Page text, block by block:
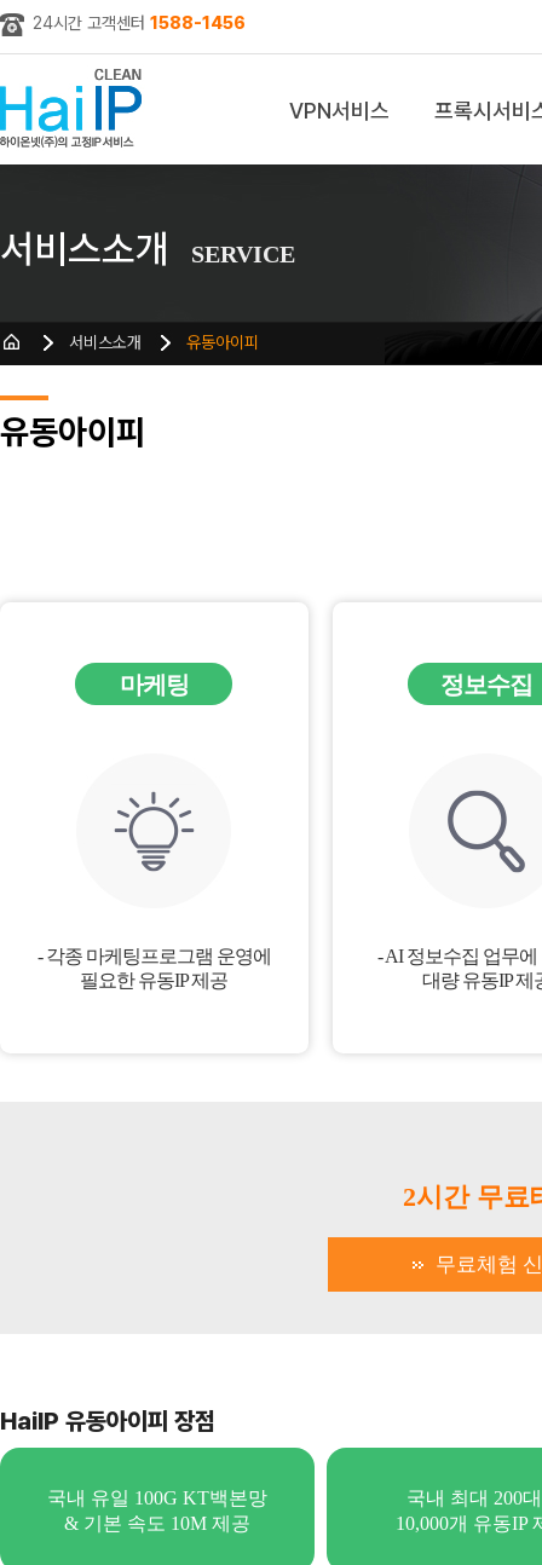
24시간 고객센터 1588-1456
VPN서비스 프록시서비
서비스소개 SERVICE
서비스소개 유동아이피
유동아이피
마케팅
- 각종 마케팅프로그램 운영에
필요한 유동IP 제공
정보수집
- AI 정보수집 업무
대량 유동IP 제
2시간 무료
무료체험
HaiIP 유동아이피 장점
국내 유일 100G KT백본망
& 기본 속도 10M 제공
국내 최대 200
10,000개 유동IP